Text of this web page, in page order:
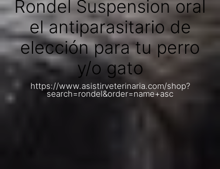
Rondel Suspension oral
el antiparasitario de
elección para tu perro
y/o gato
https://www.asistirveterinaria.com/shop?
search=rondel&order=name+asc